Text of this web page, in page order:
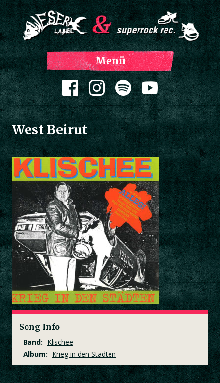
Menü
Zum Inhalt springen
West Beirut
Song Info
Band: Klischee
Album: Krieg in den Städten